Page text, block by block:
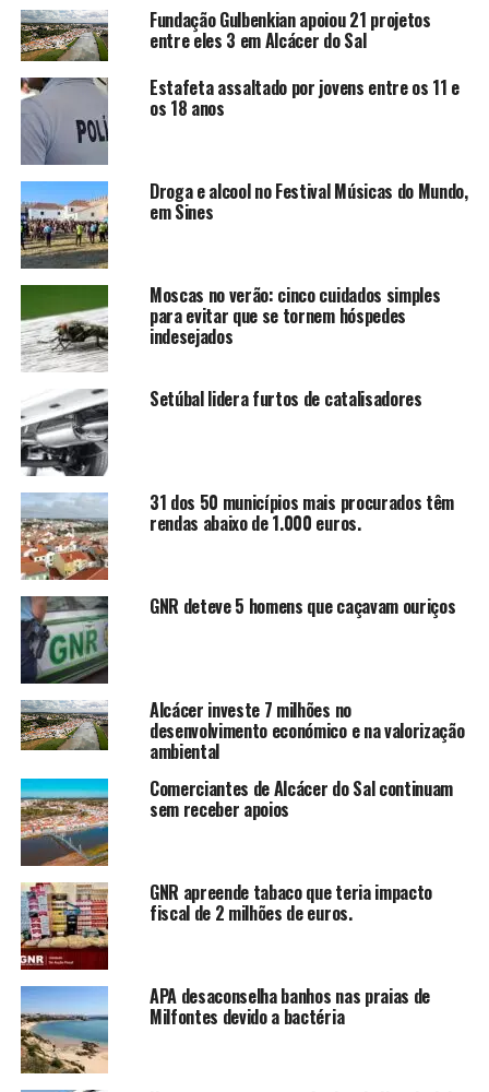
Fundação Gulbenkian apoiou 21 projetos
entre eles 3 em Alcácer do Sal
Estafeta assaltado por jovens entre os 11 e
os 18 anos
Droga e alcool no Festival Músicas do Mundo,
em Sines
Moscas no verão: cinco cuidados simples
para evitar que se tornem hóspedes
indesejados
Setúbal lidera furtos de catalisadores
31 dos 50 municípios mais procurados têm
rendas abaixo de 1.000 euros.
GNR deteve 5 homens que caçavam ouriços
Alcácer investe 7 milhões no
desenvolvimento económico e na valorização
ambiental
Comerciantes de Alcácer do Sal continuam
sem receber apoios
GNR apreende tabaco que teria impacto
fiscal de 2 milhões de euros.
APA desaconselha banhos nas praias de
Milfontes devido a bactéria